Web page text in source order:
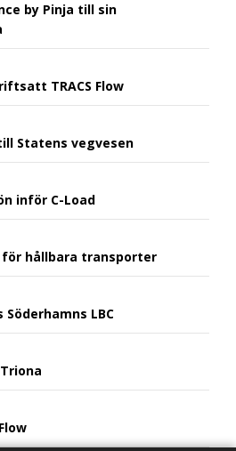
by Pinja till sin
TRACS Flow
Statens vegvesen
inför C-Load
hållbara transporter
Söderhamns LBC